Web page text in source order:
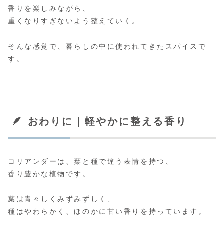
香りを楽しみながら、
重くなりすぎないよう整えていく。
そんな感覚で、暮らしの中に使われてきたスパイスで
す。
🪶 おわりに｜軽やかに整える香り
コリアンダーは、葉と種で違う表情を持つ、
香り豊かな植物です。
葉は青々しくみずみずしく、
種はやわらかく、ほのかに甘い香りを持っています。